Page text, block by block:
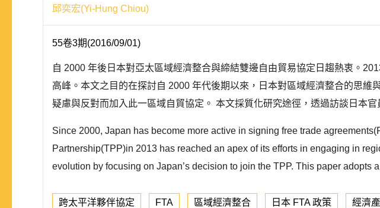
邱奕宏(Yi-Hung Chiou)
55卷3期(2016/09/01)
自 2000 年後日本對亞太區域經濟整合與締結雙邊自由貿易協定日趨熱衷。
高峰。本文之目的在探討自 2000 年代後期以來，日本對區域經濟整合的思
疑慮與反對而加入此一區域自貿協定。 本文採質化研究途徑，透過訪談日本
Since 2000, Japan has become more active in signing free trade
Partnership(TPP)in 2013 has reached an apex of its efforts in engaging in
evolution by focusing on Japan’s decision to join the TPP. This paper
跨太平洋夥伴協定 FTA 區域經濟整合 日本 FTA 政策 經濟